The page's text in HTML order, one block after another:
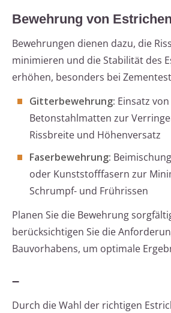
Bewehrung von Estrichen
Bewehrungen dienen dazu, die
minimieren und die Stabilität des
erhöhen, besonders bei
Gitterbewehrung: Einsatz von
Betonstahlmatten zur
Rissbreite und Höhenversatz
Faserbewehrung:
oder Kunststofffasern zur
Schrumpf- und Frührissen
Planen Sie die Bewehrung
berücksichtigen Sie die
Bauvorhabens, um optimale
–
Durch die Wahl der richtigen